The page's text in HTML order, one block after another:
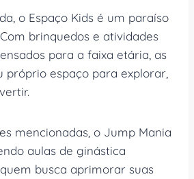
o Espaço Kids é um paraíso
brinquedos e atividades
para a faixa etária, as
próprio espaço para explorar,
mencionadas, o Jump Mania
aulas de ginástica
busca aprimorar suas